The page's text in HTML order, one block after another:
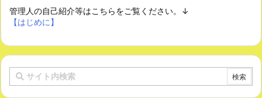
管理人の自己紹介等はこちらをご覧ください。↓
【はじめに】